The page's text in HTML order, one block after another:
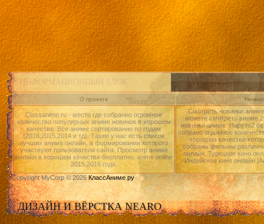
ИНФОРМАЦИОННЫЙ БЛОК
О проекте
Classanime.ru - место где собранно огромное
количество популярных аниме новинок в хорошем
качестве. Все аниме сортированно по годам
(2016,2015,2014 и тд). Также у нас есть список
лучших аниме онлайн, в формировании которого
участвуют пользователи сайта. Просмотр аниме
онлайн в хорошем качестве бесплатно. anime online
2015,2016 года.
Смотреть новинки
можете смотреть аниме
новинки аниме: Наруто2
собрано огромное
хорошем качестве
собраны фильмы
онлайн, Турецкое кино
Индийское кино
Copyright MyCorp © 2026КлассАниме.ру
ДИЗАЙН И ВЁРСТКА NEARO